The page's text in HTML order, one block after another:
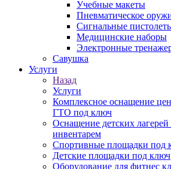
Учебные макеты
Пневматическое
Сигнальные
Медицинские наборы
Электронные
Савушка
Услуги
Назад
Услуги
Комплексное оснащение
ГТО под ключ
Оснащение детских
инвентарем
Спортивные площадки под
Детские площадки под ключ
Оборудование для фитнес